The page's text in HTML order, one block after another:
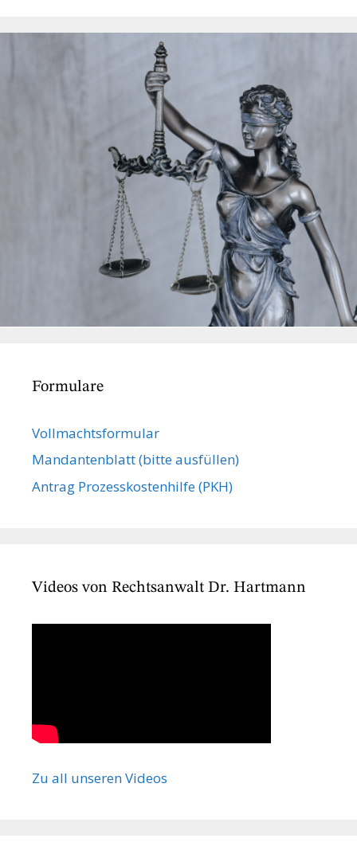
Formulare
Vollmachts­formular
Mandanten­blatt (bitte ausfüllen)
Antrag Prozesskostenhilfe (PKH)
Videos von Rechtsanwalt Dr. Hartmann
Zu all unseren Videos